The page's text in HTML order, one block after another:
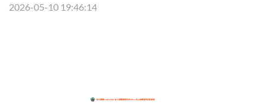
2026-05-10 19:46:14